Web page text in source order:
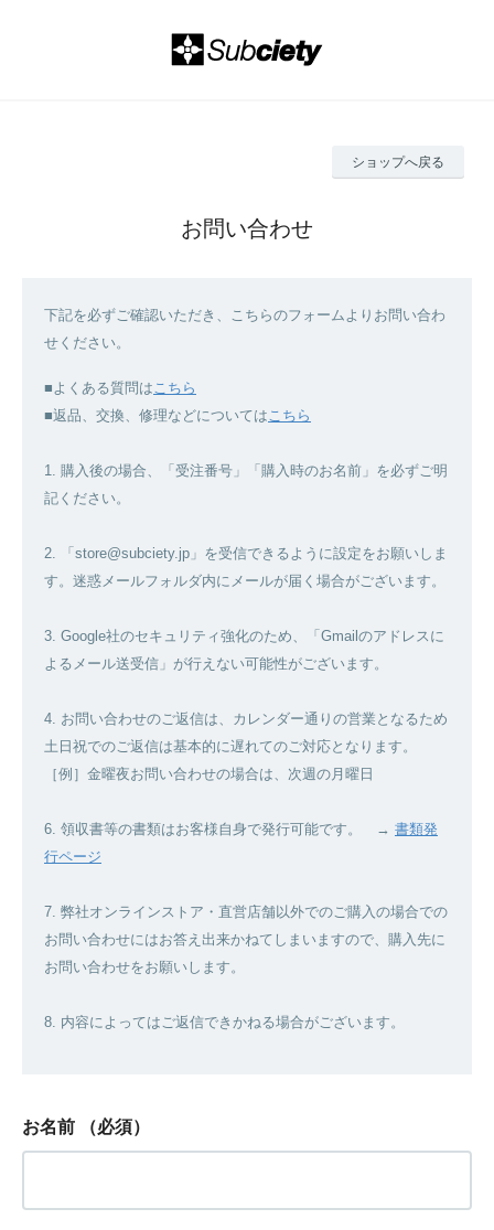
ショップへ戻る
お問い合わせ
下記を必ずご確認いただき、こちらのフォームよりお問い合わ
せください。
■よくある質問はこちら
■返品、交換、修理などについてはこちら
1. 購入後の場合、「受注番号」「購入時のお名前」を必ずご明
記ください。
2. 「store@subciety.jp」を受信できるように設定をお願いしま
す。迷惑メールフォルダ内にメールが届く場合がございます。
3. Google社のセキュリティ強化のため、「Gmailのアドレスに
よるメール送受信」が行えない可能性がございます。
4. お問い合わせのご返信は、カレンダー通りの営業となるため
土日祝でのご返信は基本的に遅れてのご対応となります。
［例］金曜夜お問い合わせの場合は、次週の月曜日
6. 領収書等の書類はお客様自身で発行可能です。 → 書類発
行ページ
7. 弊社オンラインストア・直営店舗以外でのご購入の場合での
お問い合わせにはお答え出来かねてしまいますので、購入先に
お問い合わせをお願いします。
8. 内容によってはご返信できかねる場合がございます。
お名前 （必須）